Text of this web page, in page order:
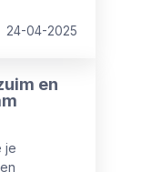
24-04-2025
en
je